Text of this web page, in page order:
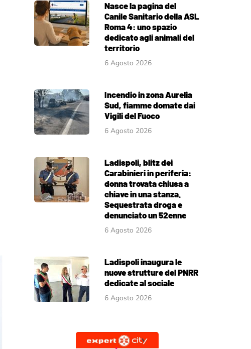
Nasce la pagina del
Canile Sanitario della ASL
Roma 4: uno spazio
dedicato agli animali del
territorio
6 Agosto 2026
Incendio in zona Aurelia
Sud, fiamme domate dai
Vigili del Fuoco
6 Agosto 2026
Ladispoli, blitz dei
Carabinieri in periferia:
donna trovata chiusa a
chiave in una stanza.
Sequestrata droga e
denunciato un 52enne
6 Agosto 2026
Ladispoli inaugura le
nuove strutture del PNRR
dedicate al sociale
6 Agosto 2026